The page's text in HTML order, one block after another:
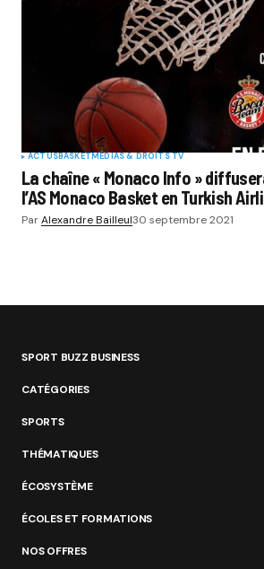
ACTUSBASKETMÉDIAS & DROITS TV
La chaîne « Monaco Info »
l’AS Monaco Basket en Turkish
ParAlexandre Bailleul30 septembre 2021
SPORT BUZZ BUSINESS
CATÉGORIES
SPORTS
THÉMATIQUES
ÉCOSYSTÈME
ÉCOLES ET FORMATIONS
NOS OFFRES